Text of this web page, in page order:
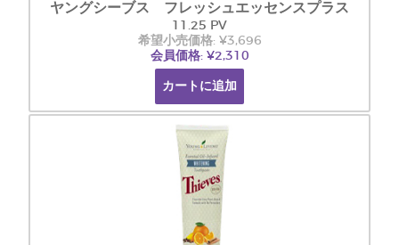
ヤングシーブス フレッシュエッセンスプラス
11.25 PV
希望小売価格: ¥3,696
会員価格: ¥2,310
カートに追加